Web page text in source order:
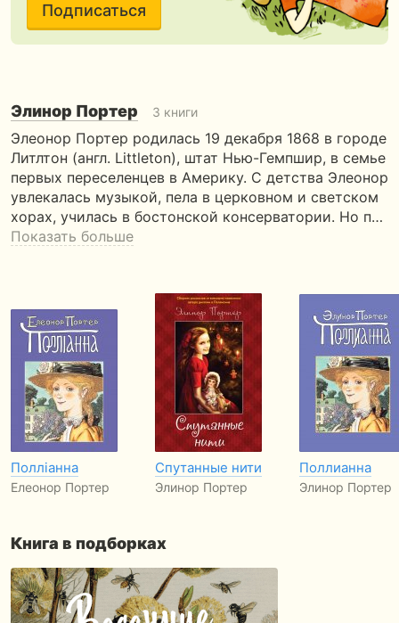
Подписаться
Элинор Портер 3 книги
Элеонор Портер родилась 19 декабря 1868 в городе
Литлтон (англ. Littleton), штат Нью-Гемпшир, в семье
первых переселенцев в Америку. С детства Элеонор
увлекалась музыкой, пела в церковном и светском
хорах, училась в бостонской консерватории. Но п…
Показать больше
Полліанна
Елеонор Портер
Спутанные нити
Элинор Портер
Поллианна
Элинор Портер
Книга в подборках